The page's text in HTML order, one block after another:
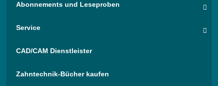
Abonnements und Leseproben
Service
CAD/CAM Dienstleister
Zahntechnik-Bücher kaufen